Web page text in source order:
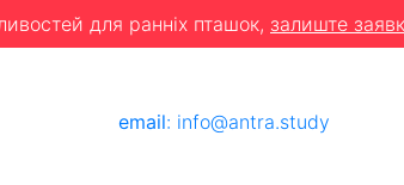
для ранніх пташок, залиште
email: info@antra.study